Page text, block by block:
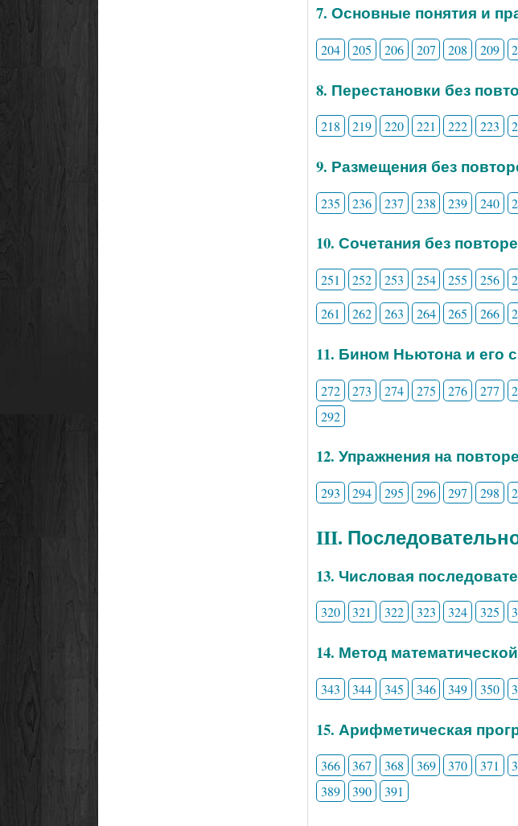
7. Основные понятия и
204 205 206 207 208 209
8. Перестановки без
218 219 220 221 222 223
9. Размещения без
235 236 237 238 239 240
10. Сочетания без
251 252 253 254 255 256
261
262 263 264 265 266
11. Бином Ньютона и его
272 273 274 275 276 277
292
12. Упражнения на
293 294 295 296 297 298
III.
13. Числовая
320 321 322 323 324 325
14. Метод
343 344 345 346 349 350
15. Арифметическая
366 367 368 369 370 371
389
390 391